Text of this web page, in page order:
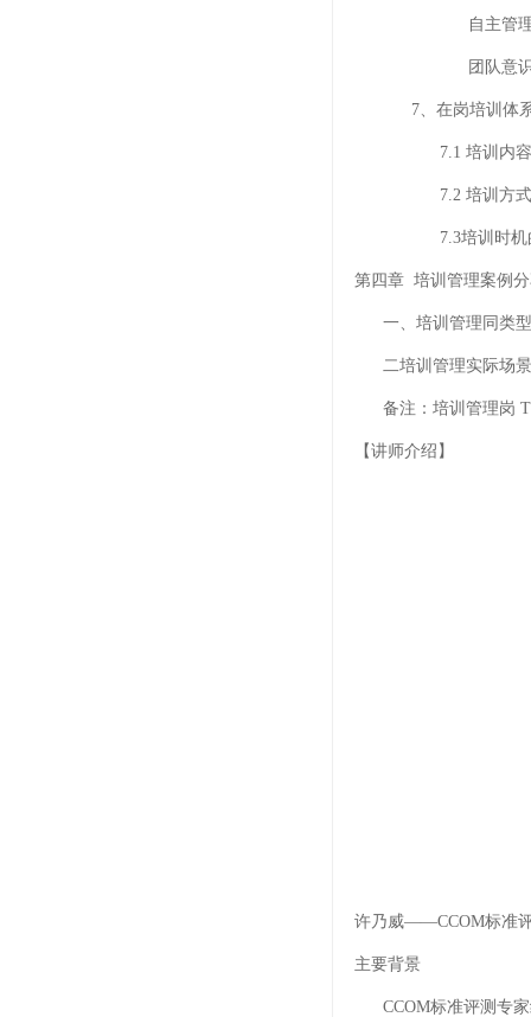
自主管
团队意识
7、在岗培训体系
7.1 培训内容的
7.2 培训方式的
7.3培训时机的
第四章 培训管理案例
一、培训管理同类型
二培训管理实际场景
备注：培训管理岗
【讲师介绍】
许乃威——CCOM标准
主要背景
CCOM标准评测专家